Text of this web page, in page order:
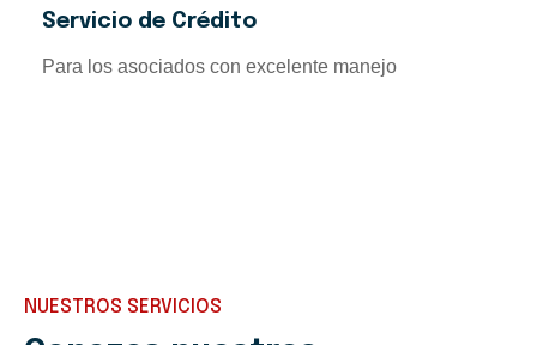
Servicio de Crédito
Para los asociados con excelente manejo
NUESTROS SERVICIOS